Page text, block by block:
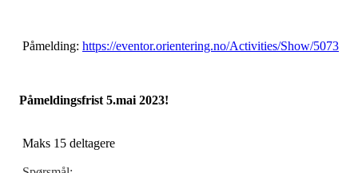
Påmelding: https://eventor.orientering.no/Activities/Show/5073
Påmeldingsfrist 5.mai 2023!
Maks 15 deltagere